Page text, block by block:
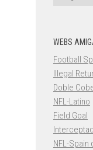
WEBS
Football
Illegal
Doble
NFL-Latino
Field Goal
NFL-